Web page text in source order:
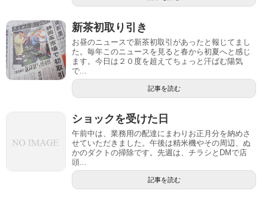
新茶初取り引き
お昼のニュースで新茶初取引があったと報じてまし
た。毎年このニュースを見ると春から初夏へと感じ
ます。今日は２０度を超えてちょっと汗ばむ陽気
で...
記事を読む
ショックを受けた日
午前中は、業務用の配達にまわりお正月分を納めさ
せていただきました。午後は精米機やその周辺、ぬ
かのダクトの掃除です。先週は、チラシとDMで店
頭...
記事を読む